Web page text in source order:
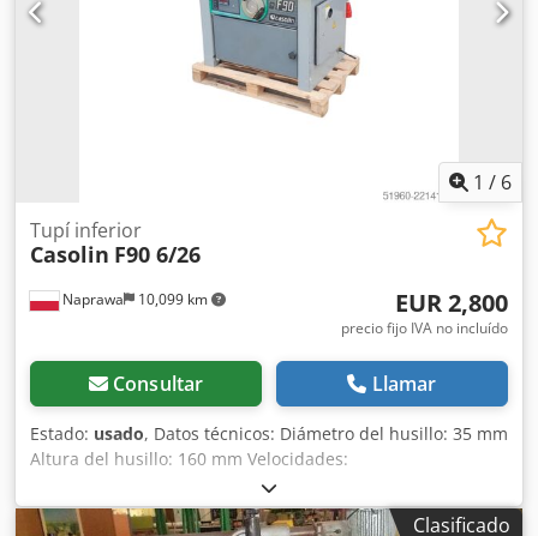
1 / 6
Naprawa 10,099 km
Tupí inferior
Casolin F90 6/26
EUR 2,800
precio fijo IVA no incluído
Consultar Llamar
Estado: usado, Datos técnicos: Diámetro del husillo: 35 mm
Altura del husillo: 160 mm Velocidades:
3000/4500/6000/8000/10000 rpm Ajuste manual de la
altura del husillo Bloqueo del husillo Brazos del
Clasificado